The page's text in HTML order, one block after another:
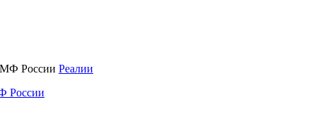
Реалии
России